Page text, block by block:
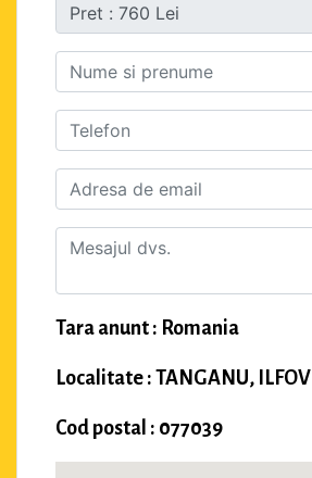
Tara anunt : Romania
Localitate : TANGANU, ILFOV
Cod postal : 077039